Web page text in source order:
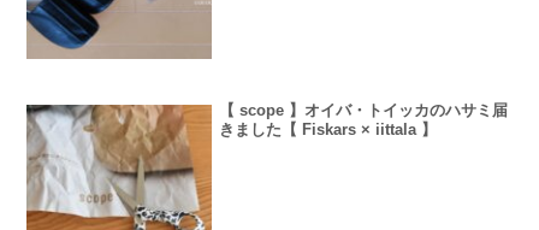
【 scope 】オイバ・トイッカのハサミ届
きました【 Fiskars × iittala 】